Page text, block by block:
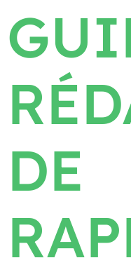
DE